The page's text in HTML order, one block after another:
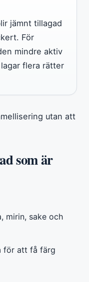
jämnt tillagad
För
mindre aktiv
flera rätter
utan att
som är
mirin, sake och
för att få färg